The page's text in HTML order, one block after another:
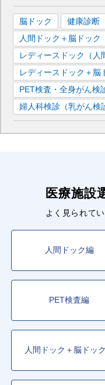
脳ドック 健康診断
人間ドック＋脳ドック
レディースドック（人
レディースドック＋脳
PET検査・全身がん検
婦人科検診（乳がん検
医療施設
よく見られて
人間ドック編
PET検査編
人間ドック＋脳ドッ